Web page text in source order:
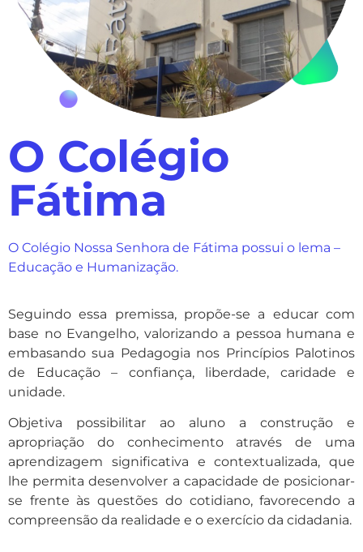
O Colégio
Fátima
O Colégio Nossa Senhora de Fátima possui o lema –
Educação e Humanização.
Seguindo essa premissa, propõe-se a educar com
base no Evangelho, valorizando a pessoa humana e
embasando sua Pedagogia nos Princípios Palotinos
de Educação – confiança, liberdade, caridade e
unidade.
Objetiva possibilitar ao aluno a construção e
apropriação do conhecimento através de uma
aprendizagem significativa e contextualizada, que
lhe permita desenvolver a capacidade de posicionar-
se frente às questões do cotidiano, favorecendo a
compreensão da realidade e o exercício da cidadania.